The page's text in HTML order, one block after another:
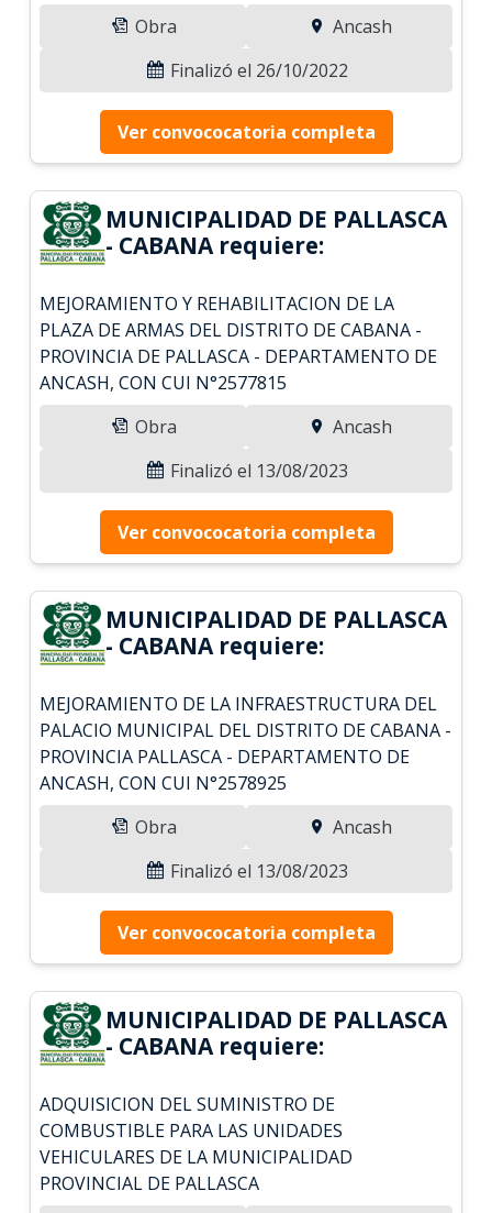
Obra
Ancash
Finalizó el 26/10/2022
Ver convococatoria completa
MUNICIPALIDAD DE PALLASCA
- CABANA requiere:
MEJORAMIENTO Y REHABILITACION DE LA
PLAZA DE ARMAS DEL DISTRITO DE CABANA -
PROVINCIA DE PALLASCA - DEPARTAMENTO DE
ANCASH, CON CUI N°2577815
Obra
Ancash
Finalizó el 13/08/2023
Ver convococatoria completa
MUNICIPALIDAD DE PALLASCA
- CABANA requiere:
MEJORAMIENTO DE LA INFRAESTRUCTURA DEL
PALACIO MUNICIPAL DEL DISTRITO DE CABANA -
PROVINCIA PALLASCA - DEPARTAMENTO DE
ANCASH, CON CUI N°2578925
Obra
Ancash
Finalizó el 13/08/2023
Ver convococatoria completa
MUNICIPALIDAD DE PALLASCA
- CABANA requiere:
ADQUISICION DEL SUMINISTRO DE
COMBUSTIBLE PARA LAS UNIDADES
VEHICULARES DE LA MUNICIPALIDAD
PROVINCIAL DE PALLASCA